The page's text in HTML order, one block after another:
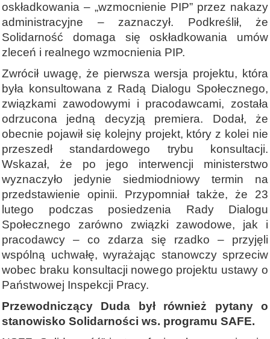
oskładkowania – „wzmocnienie PIP” przez nakazy
administracyjne – zaznaczył. Podkreślił, że
Solidarność domaga się oskładkowania umów
zleceń i realnego wzmocnienia PIP.
Zwrócił uwagę, że pierwsza wersja projektu, która
była konsultowana z Radą Dialogu Społecznego,
związkami zawodowymi i pracodawcami, została
odrzucona jedną decyzją premiera. Dodał, że
obecnie pojawił się kolejny projekt, który z kolei nie
przeszedł standardowego trybu konsultacji.
Wskazał, że po jego interwencji ministerstwo
wyznaczyło jedynie siedmiodniowy termin na
przedstawienie opinii. Przypomniał także, że 23
lutego podczas posiedzenia Rady Dialogu
Społecznego zarówno związki zawodowe, jak i
pracodawcy – co zdarza się rzadko – przyjęli
wspólną uchwałę, wyrażając stanowczy sprzeciw
wobec braku konsultacji nowego projektu ustawy o
Państwowej Inspekcji Pracy.
Przewodniczący Duda był również pytany o
stanowisko Solidarności ws. programu SAFE.